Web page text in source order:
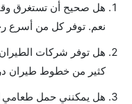
هل صحيح أن تستغرق
نعم. توفر كل من أسرع
هل توفر شركات
كثير من خطوط طيران
هل يمكنني حمل طعامي